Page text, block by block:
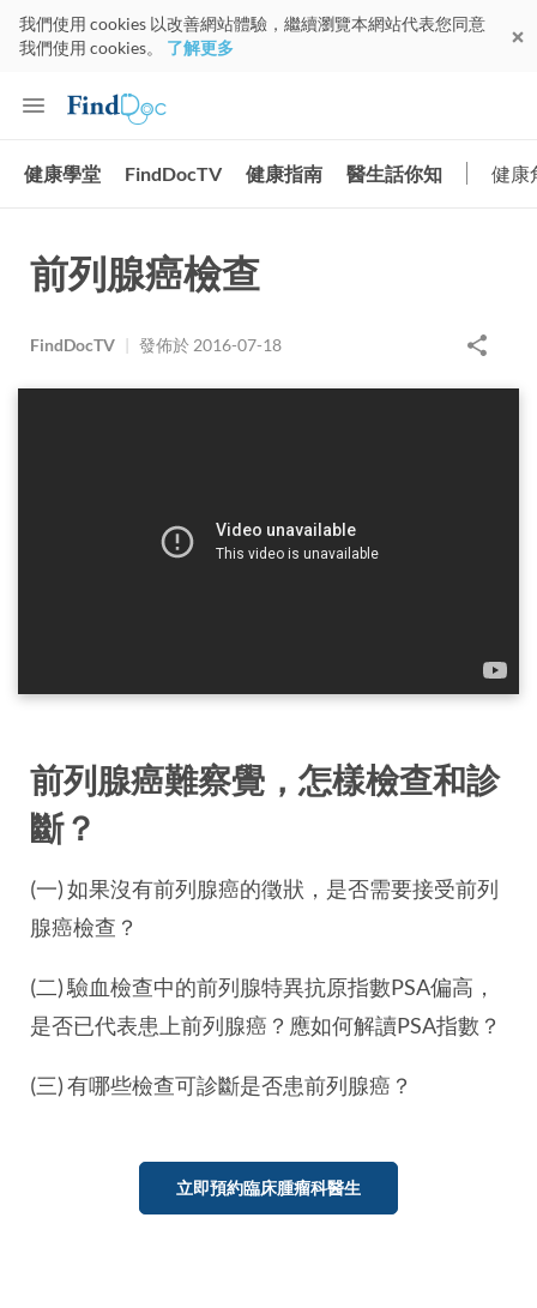
我們使用 cookies 以改善網站體驗，繼續瀏覽本網站代表您同意
我們使用 cookies。 了解更多
健康學堂 FindDocTV 健康指南 醫生話你知 健康
前列腺癌檢查
FindDocTV | 發佈於 2016-07-18
前列腺癌難察覺，怎樣檢查和診
斷？
(一) 如果沒有前列腺癌的徵狀，是否需要接受前列
腺癌檢查？
(二) 驗血檢查中的前列腺特異抗原指數PSA偏高，
是否已代表患上前列腺癌？應如何解讀PSA指數？
(三) 有哪些檢查可診斷是否患前列腺癌？
立即預約臨床腫瘤科醫生